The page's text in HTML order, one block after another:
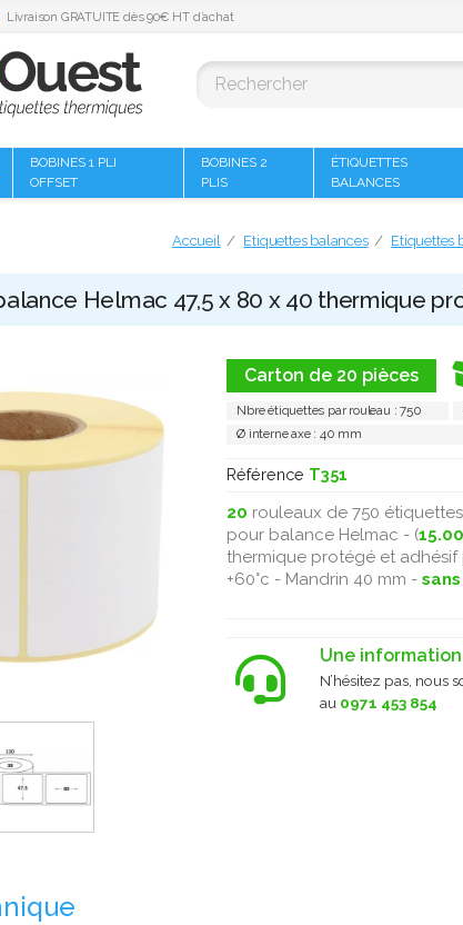
Livraison GRATUITE dès 90€ HT d’achat
BOBINES 1 PLI
OFFSET
BOBINES 2
PLIS
ÉTIQUETTES
BALANCES
Accueil Etiquettes balances Etiquettes
Helmac 47,5 x 80 x 40 thermique
Carton de 20 pièces
Nbre étiquettes par rouleau : 750
Ø interne axe : 40 mm
Référence T351
20 rouleaux de 750
pour balance Helmac - (
thermique protégé et
+60°c - Mandrin 40 mm -
Une information
N’hésitez pas, nous
au 0971 453 854